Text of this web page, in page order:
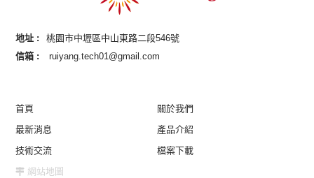
地址 :
桃園市中壢區中山東路二段546號
信箱 :
ruiyang.tech01@gmail.com
首頁
關於我們
最新消息
產品介紹
技術交流
檔案下載
網站地圖